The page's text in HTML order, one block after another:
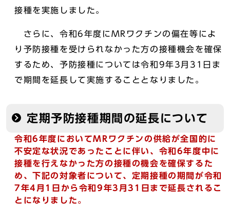
接種を実施しました。
さらに、令和6年度にMRワクチンの偏在等によ
り予防接種を受けられなかった方の接種機会を確保
するため、予防接種については令和9年3月31日ま
で期間を延長して実施することとなりました。
定期予防接種期間の延長について
令和6年度においてMRワクチンの供給が全国的に
不安定な状況であったことに伴い、令和6年度中に
接種を行えなかった方の接種の機会を確保するた
め、下記の対象者について、定期接種の期間が令和
7年4月1日から令和9年3月31日まで延長されるこ
とになりました。